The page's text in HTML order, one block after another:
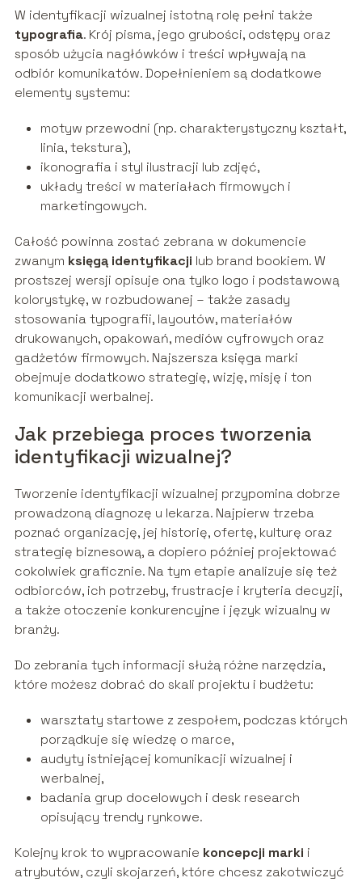
W identyfikacji wizualnej istotną rolę pełni także
typografia. Krój pisma, jego grubości, odstępy oraz
sposób użycia nagłówków i treści wpływają na
odbiór komunikatów. Dopełnieniem są dodatkowe
elementy systemu:
motyw przewodni (np. charakterystyczny kształt,
linia, tekstura),
ikonografia i styl ilustracji lub zdjęć,
układy treści w materiałach firmowych i
marketingowych.
Całość powinna zostać zebrana w dokumencie
zwanym księgą identyfikacji lub brand bookiem. W
prostszej wersji opisuje ona tylko logo i podstawową
kolorystykę, w rozbudowanej – także zasady
stosowania typografii, layoutów, materiałów
drukowanych, opakowań, mediów cyfrowych oraz
gadżetów firmowych. Najszersza księga marki
obejmuje dodatkowo strategię, wizję, misję i ton
komunikacji werbalnej.
Jak przebiega proces tworzenia
identyfikacji wizualnej?
Tworzenie identyfikacji wizualnej przypomina dobrze
prowadzoną diagnozę u lekarza. Najpierw trzeba
poznać organizację, jej historię, ofertę, kulturę oraz
strategię biznesową, a dopiero później projektować
cokolwiek graficznie. Na tym etapie analizuje się też
odbiorców, ich potrzeby, frustracje i kryteria decyzji,
a także otoczenie konkurencyjne i język wizualny w
branży.
Do zebrania tych informacji służą różne narzędzia,
które możesz dobrać do skali projektu i budżetu:
warsztaty startowe z zespołem, podczas których
porządkuje się wiedzę o marce,
audyty istniejącej komunikacji wizualnej i
werbalnej,
badania grup docelowych i desk research
opisujący trendy rynkowe.
Kolejny krok to wypracowanie koncepcji marki i
atrybutów, czyli skojarzeń, które chcesz zakotwiczyć